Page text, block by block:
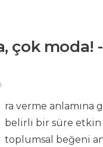
çok moda!
ra verme anlamına
belirli bir süre etkin
toplumsal beğeni